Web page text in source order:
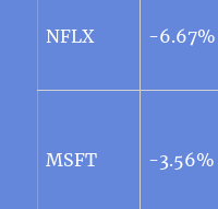
NFLX -6.67%
MSFT -3.56%